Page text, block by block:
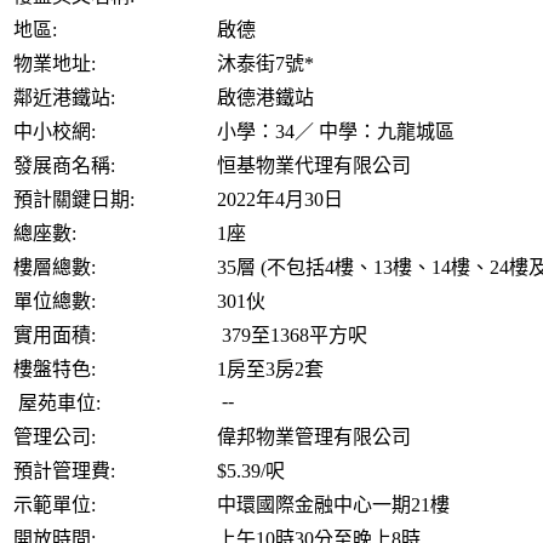
地區:
啟德
物業地址:
沐泰街7號*
鄰近港鐵站:
啟德港鐵站
中小校網:
小學：34／ 中學：九龍城區
發展商名稱:
恒基物業代理有限公司
預計關鍵日期:
2022年4月30日
總座數:
1座
樓層總數:
35層 (不包括4樓、13樓、14樓、24樓
單位總數:
301伙
實用面積:
379至1368平方呎
樓盤特色:
1房至3房2套
屋苑車位:
--
管理公司:
偉邦物業管理有限公司
預計管理費:
$5.39/呎
示範單位:
中環國際金融中心一期21樓
開放時間:
上午10時30分至晚上8時